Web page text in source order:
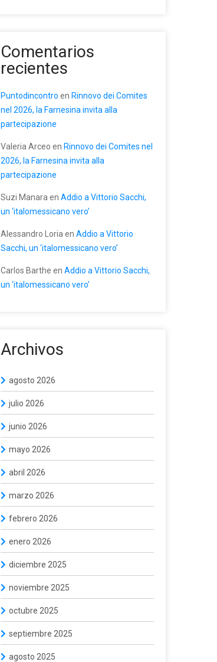
Comentarios
recientes
Puntodincontro en Rinnovo dei Comites
nel 2026, la Farnesina invita alla
partecipazione
Valeria Arceo en Rinnovo dei Comites nel
2026, la Farnesina invita alla
partecipazione
Suzi Manara en Addio a Vittorio Sacchi,
un ‘italomessicano vero’
Alessandro Loria en Addio a Vittorio
Sacchi, un ‘italomessicano vero’
Carlos Barthe en Addio a Vittorio Sacchi,
un ‘italomessicano vero’
Archivos
agosto 2026
julio 2026
junio 2026
mayo 2026
abril 2026
marzo 2026
febrero 2026
enero 2026
diciembre 2025
noviembre 2025
octubre 2025
septiembre 2025
agosto 2025